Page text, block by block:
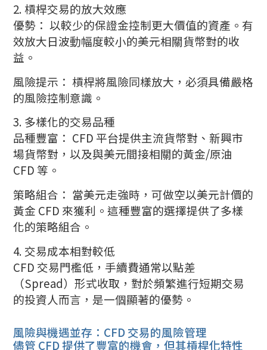
2. 槓桿交易的放大效應
優勢： 以較少的保證金控制更大價值的資產。有
效放大日波動幅度較小的美元相關貨幣對的收
益。
風險提示： 槓桿將風險同樣放大，必須具備嚴格
的風險控制意識。
3. 多樣化的交易品種
品種豐富： CFD 平台提供主流貨幣對、新興市
場貨幣對，以及與美元間接相關的黃金/原油
CFD 等。
策略組合： 當美元走強時，可做空以美元計價的
黃金 CFD 來獲利。這種豐富的選擇提供了多樣
化的策略組合。
4. 交易成本相對較低
CFD 交易門檻低，手續費通常以點差
（Spread）形式收取，對於頻繁進行短期交易
的投資人而言，是一個顯著的優勢。
風險與機遇並存：CFD 交易的風險管理
儘管 CFD 提供了豐富的機會，但其槓桿化特性